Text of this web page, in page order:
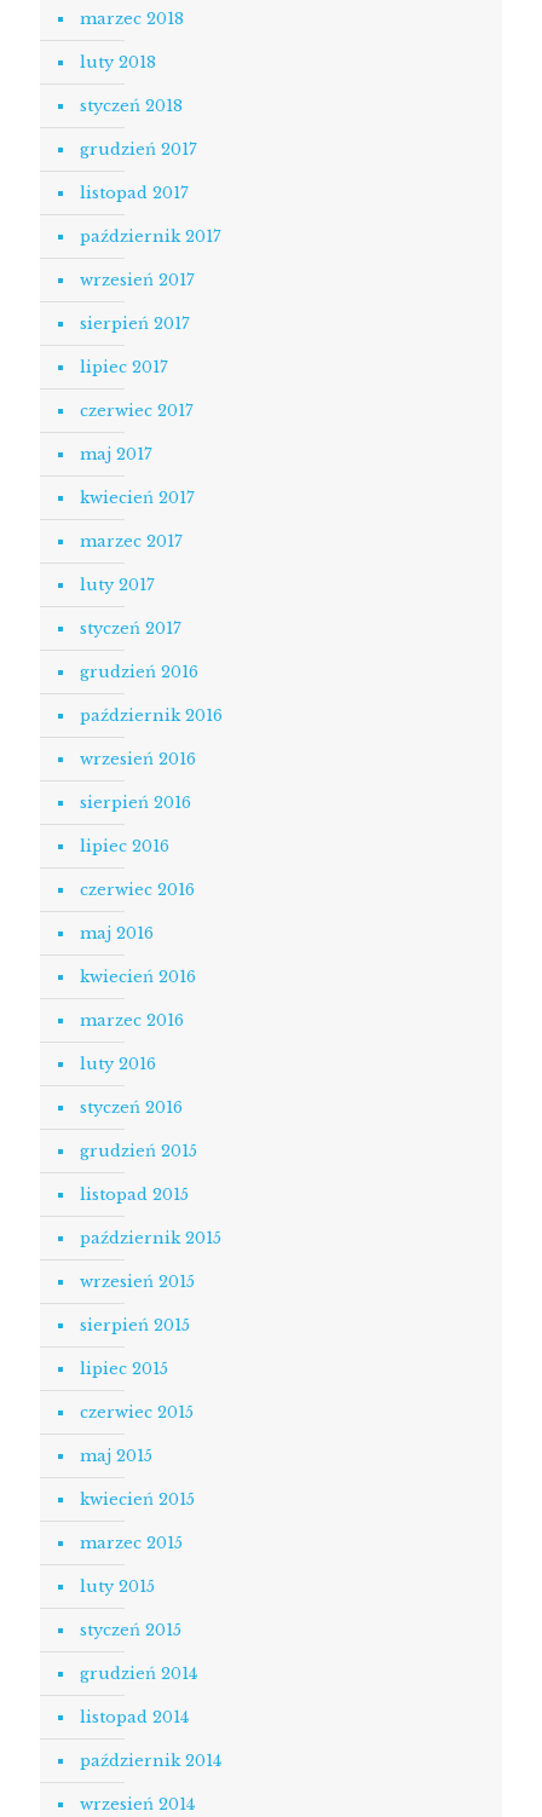
marzec 2018
luty 2018
styczeń 2018
grudzień 2017
listopad 2017
październik 2017
wrzesień 2017
sierpień 2017
lipiec 2017
czerwiec 2017
maj 2017
kwiecień 2017
marzec 2017
luty 2017
styczeń 2017
grudzień 2016
październik 2016
wrzesień 2016
sierpień 2016
lipiec 2016
czerwiec 2016
maj 2016
kwiecień 2016
marzec 2016
luty 2016
styczeń 2016
grudzień 2015
listopad 2015
październik 2015
wrzesień 2015
sierpień 2015
lipiec 2015
czerwiec 2015
maj 2015
kwiecień 2015
marzec 2015
luty 2015
styczeń 2015
grudzień 2014
listopad 2014
październik 2014
wrzesień 2014